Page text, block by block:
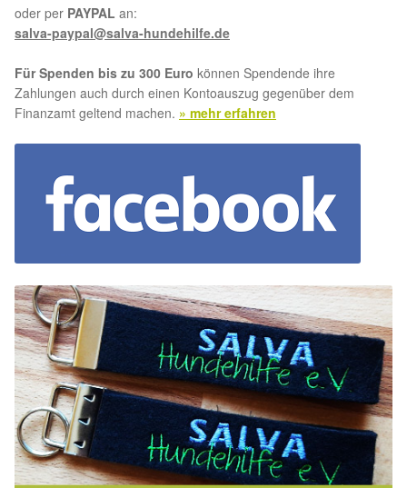
oder per PAYPAL an:
salva-paypal@salva-hundehilfe.de
Für Spenden bis zu 300 Euro können Spendende ihre
Zahlungen auch durch einen Kontoauszug gegenüber dem
Finanzamt geltend machen. » mehr erfahren